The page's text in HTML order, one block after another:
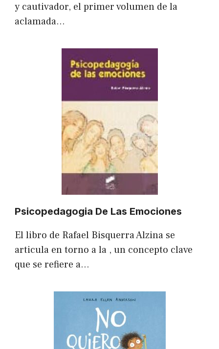
y cautivador, el primer volumen de la
aclamada…
Psicopedagogia De Las Emociones
El libro de Rafael Bisquerra Alzina se
articula en torno a la , un concepto clave
que se refiere a…